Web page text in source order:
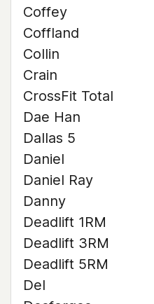
Coffey
Coffland
Collin
Crain
CrossFit Total
Dae Han
Dallas 5
Daniel
Daniel Ray
Danny
Deadlift 1RM
Deadlift 3RM
Deadlift 5RM
Del